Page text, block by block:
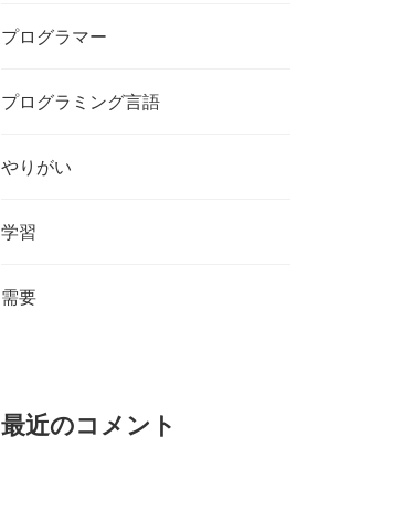
プログラマー
プログラミング言語
やりがい
学習
需要
最近のコメント